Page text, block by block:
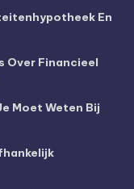
En
Over Financieel
Moet Weten Bij